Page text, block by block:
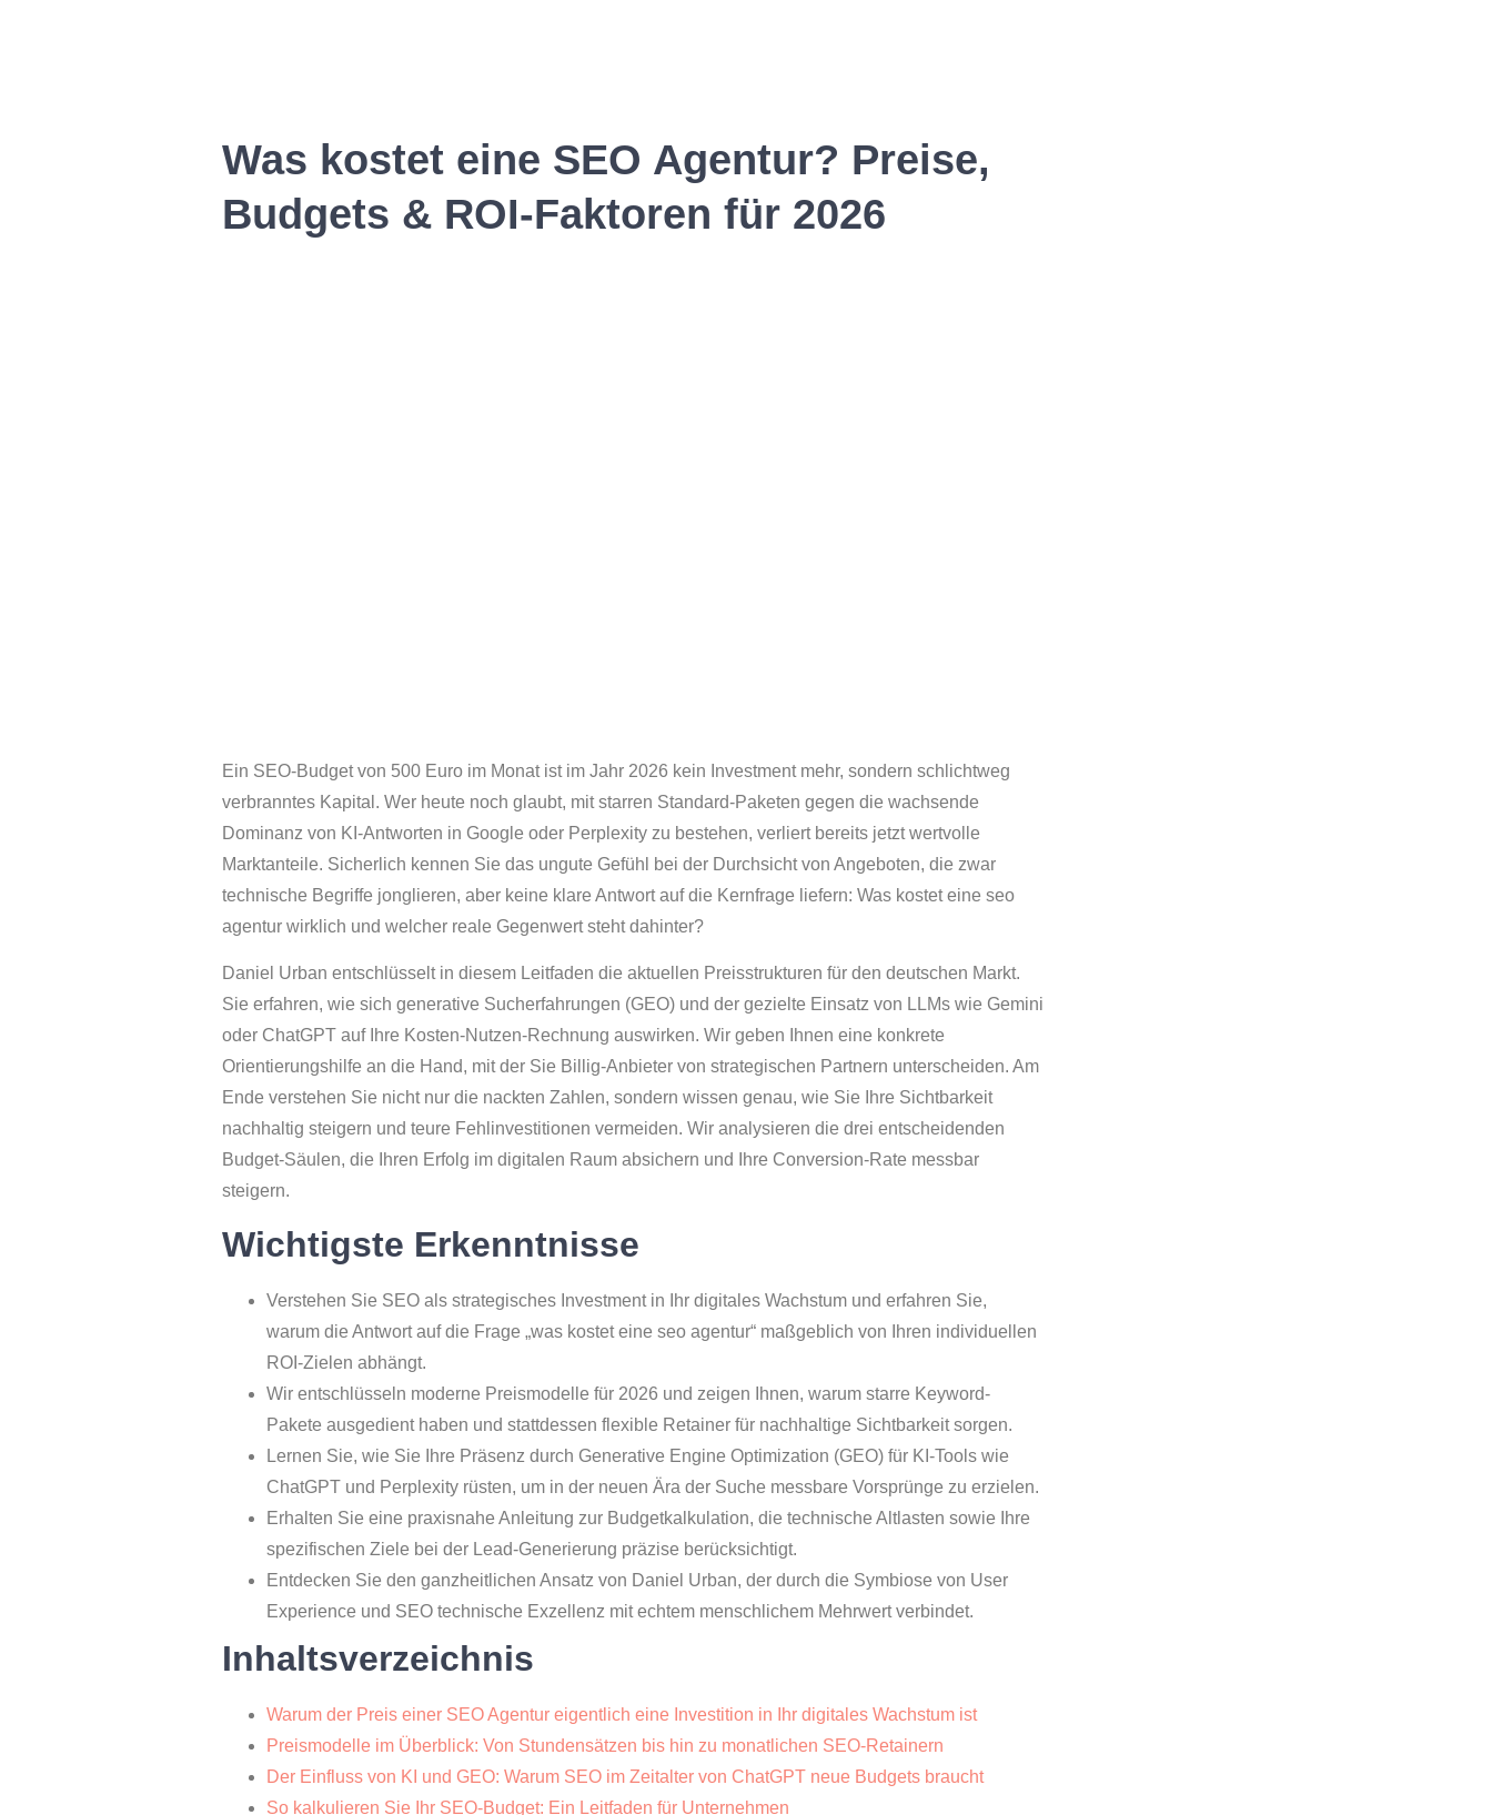
Was kostet eine SEO Agentur? Preise,
Budgets & ROI-Faktoren für 2026
Ein SEO-Budget von 500 Euro im Monat ist im Jahr 2026 kein Investment mehr, sondern schlichtweg
verbranntes Kapital. Wer heute noch glaubt, mit starren Standard-Paketen gegen die wachsende
Dominanz von KI-Antworten in Google oder Perplexity zu bestehen, verliert bereits jetzt wertvolle
Marktanteile. Sicherlich kennen Sie das ungute Gefühl bei der Durchsicht von Angeboten, die zwar
technische Begriffe jonglieren, aber keine klare Antwort auf die Kernfrage liefern: Was kostet eine seo
agentur wirklich und welcher reale Gegenwert steht dahinter?
Daniel Urban entschlüsselt in diesem Leitfaden die aktuellen Preisstrukturen für den deutschen Markt.
Sie erfahren, wie sich generative Sucherfahrungen (GEO) und der gezielte Einsatz von LLMs wie Gemini
oder ChatGPT auf Ihre Kosten-Nutzen-Rechnung auswirken. Wir geben Ihnen eine konkrete
Orientierungshilfe an die Hand, mit der Sie Billig-Anbieter von strategischen Partnern unterscheiden. Am
Ende verstehen Sie nicht nur die nackten Zahlen, sondern wissen genau, wie Sie Ihre Sichtbarkeit
nachhaltig steigern und teure Fehlinvestitionen vermeiden. Wir analysieren die drei entscheidenden
Budget-Säulen, die Ihren Erfolg im digitalen Raum absichern und Ihre Conversion-Rate messbar
steigern.
Wichtigste Erkenntnisse
Verstehen Sie SEO als strategisches Investment in Ihr digitales Wachstum und erfahren Sie,
warum die Antwort auf die Frage „was kostet eine seo agentur“ maßgeblich von Ihren individuellen
ROI-Zielen abhängt.
Wir entschlüsseln moderne Preismodelle für 2026 und zeigen Ihnen, warum starre Keyword-
Pakete ausgedient haben und stattdessen flexible Retainer für nachhaltige Sichtbarkeit sorgen.
Lernen Sie, wie Sie Ihre Präsenz durch Generative Engine Optimization (GEO) für KI-Tools wie
ChatGPT und Perplexity rüsten, um in der neuen Ära der Suche messbare Vorsprünge zu erzielen.
Erhalten Sie eine praxisnahe Anleitung zur Budgetkalkulation, die technische Altlasten sowie Ihre
spezifischen Ziele bei der Lead-Generierung präzise berücksichtigt.
Entdecken Sie den ganzheitlichen Ansatz von Daniel Urban, der durch die Symbiose von User
Experience und SEO technische Exzellenz mit echtem menschlichem Mehrwert verbindet.
Inhaltsverzeichnis
Warum der Preis einer SEO Agentur eigentlich eine Investition in Ihr digitales Wachstum ist
Preismodelle im Überblick: Von Stundensätzen bis hin zu monatlichen SEO-Retainern
Der Einfluss von KI und GEO: Warum SEO im Zeitalter von ChatGPT neue Budgets braucht
So kalkulieren Sie Ihr SEO-Budget: Ein Leitfaden für Unternehmen